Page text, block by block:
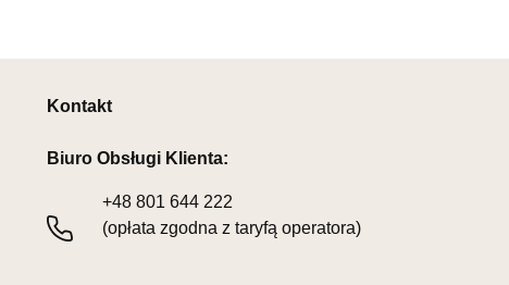
Kontakt
Biuro Obsługi Klienta:
+48 801 644 222
(opłata zgodna z taryfą operatora)